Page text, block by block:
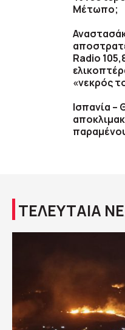
Μέτωπο;
Radio
«νεκρός
Ισπανία –
ΤΕΛΕΥΤΑΙΑ